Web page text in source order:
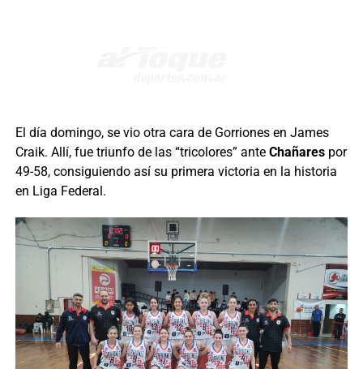
El día domingo, se vio otra cara de Gorriones en James
Craik. Allí, fue triunfo de las “tricolores” ante Chañares por
49-58, consiguiendo así su primera victoria en la historia
en Liga Federal.